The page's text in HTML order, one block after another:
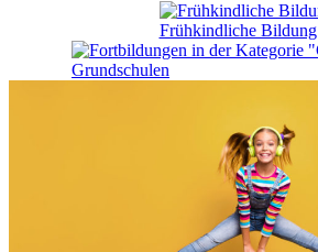
Frühkindliche Bildung
Grundschulen